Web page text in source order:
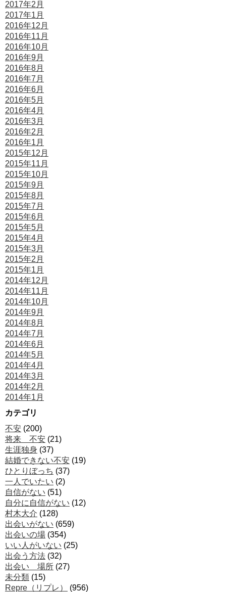
2017年2月
2017年1月
2016年12月
2016年11月
2016年10月
2016年9月
2016年8月
2016年7月
2016年6月
2016年5月
2016年4月
2016年3月
2016年2月
2016年1月
2015年12月
2015年11月
2015年10月
2015年9月
2015年8月
2015年7月
2015年6月
2015年5月
2015年4月
2015年3月
2015年2月
2015年1月
2014年12月
2014年11月
2014年10月
2014年9月
2014年8月
2014年7月
2014年6月
2014年5月
2014年4月
2014年3月
2014年2月
2014年1月
カテゴリ
不安 (200)
将来 不安 (21)
生涯独身 (37)
結婚できない不安 (19)
ひとりぼっち (37)
一人でいたい (2)
自信がない (51)
自分に自信がない (12)
村木大介 (128)
出会いがない (659)
出会いの場 (354)
いい人がいない (25)
出会う方法 (32)
出会い 場所 (27)
未分類 (15)
Repre（リプレ）
(956)